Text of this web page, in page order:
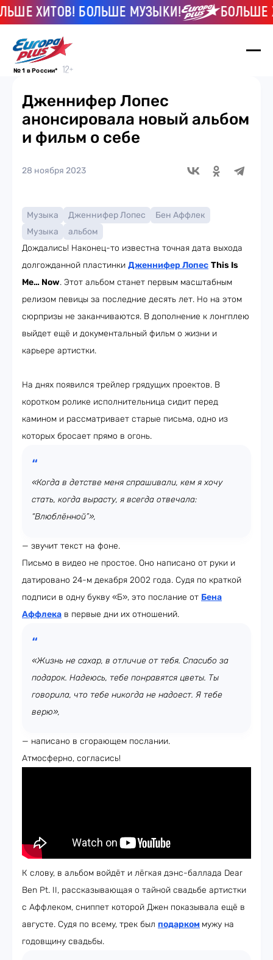
ХИТОВ! БОЛЬШЕ МУЗЫКИ! БОЛЬШЕ
№ 1 в России*
Дженнифер Лопес
анонсировала новый альбом
и фильм о себе
28 ноября 2023
Музыка Дженнифер Лопес
Бен Аффлек
Музыка
альбом
Дождались! Наконец-то известна точная дата выхода
долгожданной пластинки Дженнифер Лопес This Is
Me… Now. Этот альбом станет первым масштабным
релизом певицы за последние десять лет. Но на этом
сюрпризы не заканчиваются. В дополнение к лонгплею
выйдет ещё и документальный фильм о жизни и
карьере артистки.
На днях появился трейлер грядущих проектов. В
коротком ролике исполнительница сидит перед
камином и рассматривает старые письма, одно из
которых бросает прямо в огонь.
«Когда в детстве меня спрашивали, кем я хочу
стать, когда вырасту, я всегда отвечала:
“Влюблённой”»,
— звучит текст на фоне.
Письмо в видео не простое. Оно написано от руки и
датировано 24-м декабря 2002 года. Судя по краткой
подписи в одну букву «Б», это послание от Бена
Аффлека в первые дни их отношений.
«Жизнь не сахар, в отличие от тебя. Спасибо за
подарок. Надеюсь, тебе понравятся цветы. Ты
говорила, что тебе никогда не надоест. Я тебе
верю»,
— написано в сгорающем послании.
Атмосферно, согласись!
К слову, в альбом войдёт и лёгкая дэнс-баллада Dear
Ben Pt. II, рассказывающая о тайной свадьбе артистки
с Аффлеком, сниппет которой Джен показывала ещё в
августе. Судя по всему, трек был подарком мужу на
годовщину свадьбы.